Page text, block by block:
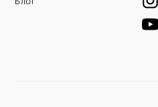
Блог